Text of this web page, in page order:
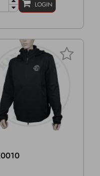
LOGIN